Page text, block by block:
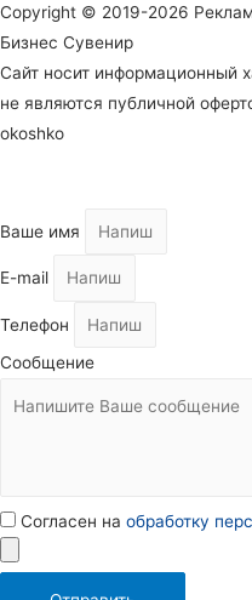
Copyright © 2019-2026
Бизнес Сувенир
Сайт носит информационный
не являются публичной
okoshko
Ваше имя
E-mail
Телефон
Сообщение
Согласен на обработку